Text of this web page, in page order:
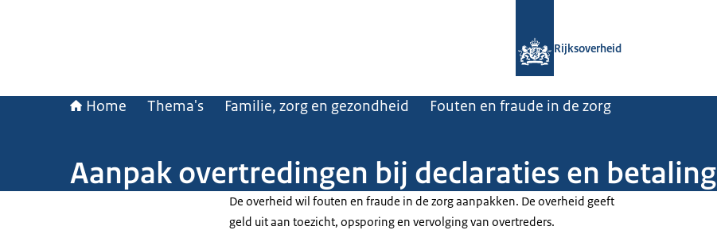
Rijksoverheid
Home Thema's Familie, zorg en gezondheid Fouten en fraude in de zorg
Aanpak overtredingen bij declaraties en
De overheid wil fouten en fraude in de zorg aanpakken. De overheid geeft
geld uit aan toezicht, opsporing en vervolging van overtreders.